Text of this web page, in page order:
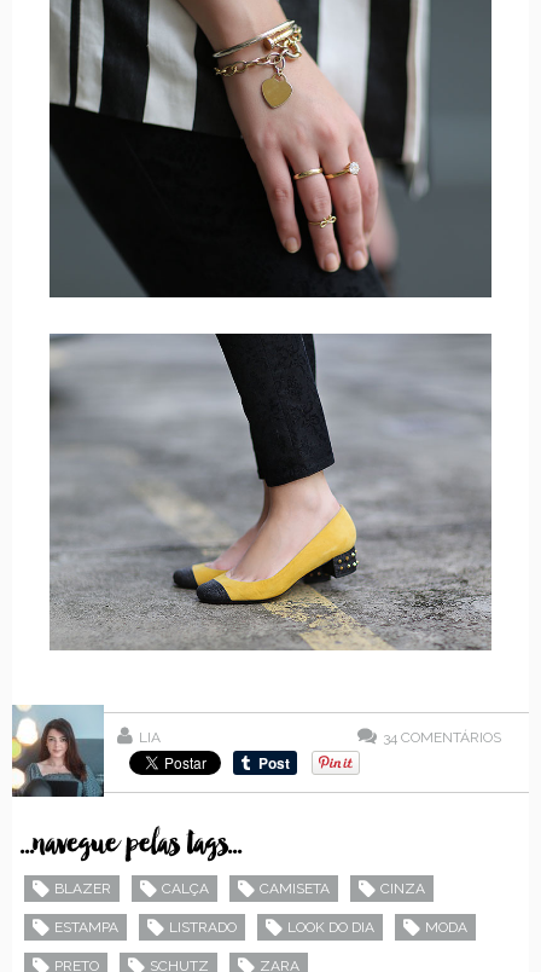
LIA 34 COMENTÁRIOS
...navegue pelas tags...
BLAZER CALÇA CAMISETA CINZA
ESTAMPA LISTRADO LOOK DO DIA MODA
PRETO SCHUTZ ZARA